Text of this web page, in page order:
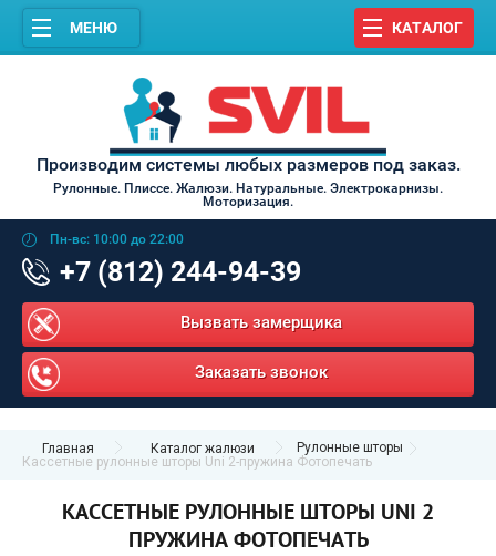
МЕНЮ КАТАЛОГ
Производим системы любых размеров под заказ.
Рулонные. Плиссе. Жалюзи. Натуральные. Электрокарнизы.
Моторизация.
Пн-вс: 10:00 до 22:00
+7 (812) 244-94-39
Вызвать замерщика
Заказать звонок
Главная Каталог жалюзи
Рулонные шторы
Кассетные рулонные шторы Uni 2-пружина Фотопечать
КАССЕТНЫЕ РУЛОННЫЕ ШТОРЫ UNI 2
ПРУЖИНА ФОТОПЕЧАТЬ